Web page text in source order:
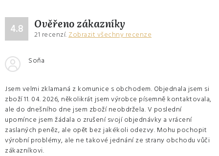
4.8 Ověřeno zákazníky
21 recenzí. Zobrazit všechny recenze
Soňa
Jsem velmi zklamaná z komunice s obchodem. Objednala jsem si
zboží 11. 04. 2026, několikrát jsem výrobce písemně kontaktovala,
ale do dnešního dne jsem zboží neobdržela. V poslední
upomínce jsem žádala o zrušení svojí objednávky a vrácení
zaslaných peněz, ale opět bez jakékoli odezvy. Mohu pochopit
výrobní problémy, ale ne takové jednání ze strany obchodu vůči
zákazníkovi.